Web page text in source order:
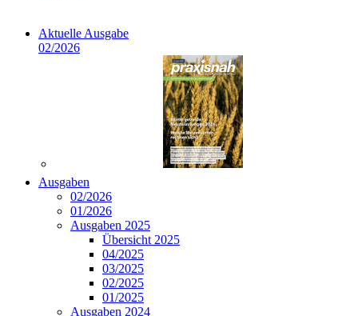
Aktuelle Ausgabe
02/2026
Ausgaben
02/2026
01/2026
Ausgaben 2025
Übersicht 2025
04/2025
03/2025
02/2025
01/2025
Ausgaben 2024